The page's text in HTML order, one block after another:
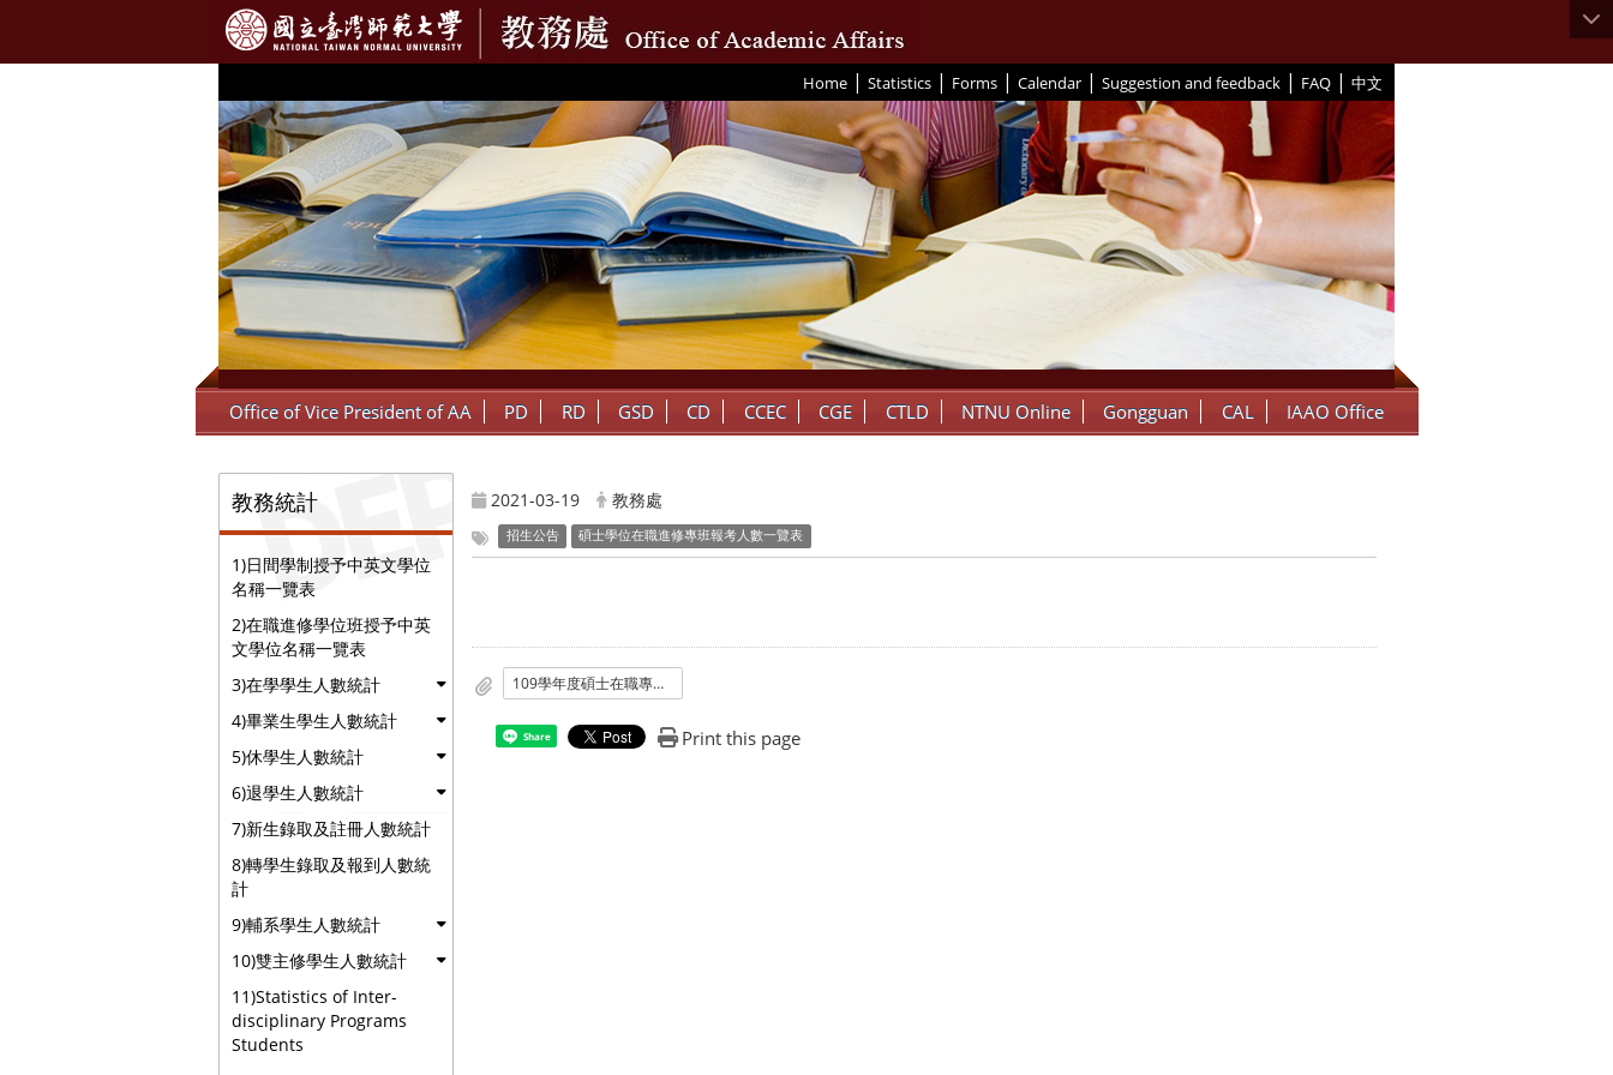
Home | Statistics | Forms | Calendar | Suggestion and feedback | FAQ | 中文
::: Office of Vice President of AA PD RD GSD CD CCEC CGE CTLD NTNU Online Gongguan CAL IAAO Office
教務統計
1)日間學制授予中英文學位
名稱一覽表
2)在職進修學位班授予中英
文學位名稱一覽表
3)在學學生人數統計
4)畢業生學生人數統計
5)休學生人數統計
6)退學生人數統計
7)新生錄取及註冊人數統計
8)轉學生錄取及報到人數統
計
9)輔系學生人數統計
10)雙主修學生人數統計
11)Statistics of Inter-
disciplinary Programs
Students
2021-03-19 教務處
招生公告 碩士學位在職進修專班報考人數一覽表
109學年度碩士在職專班合格人數
Share Print this page